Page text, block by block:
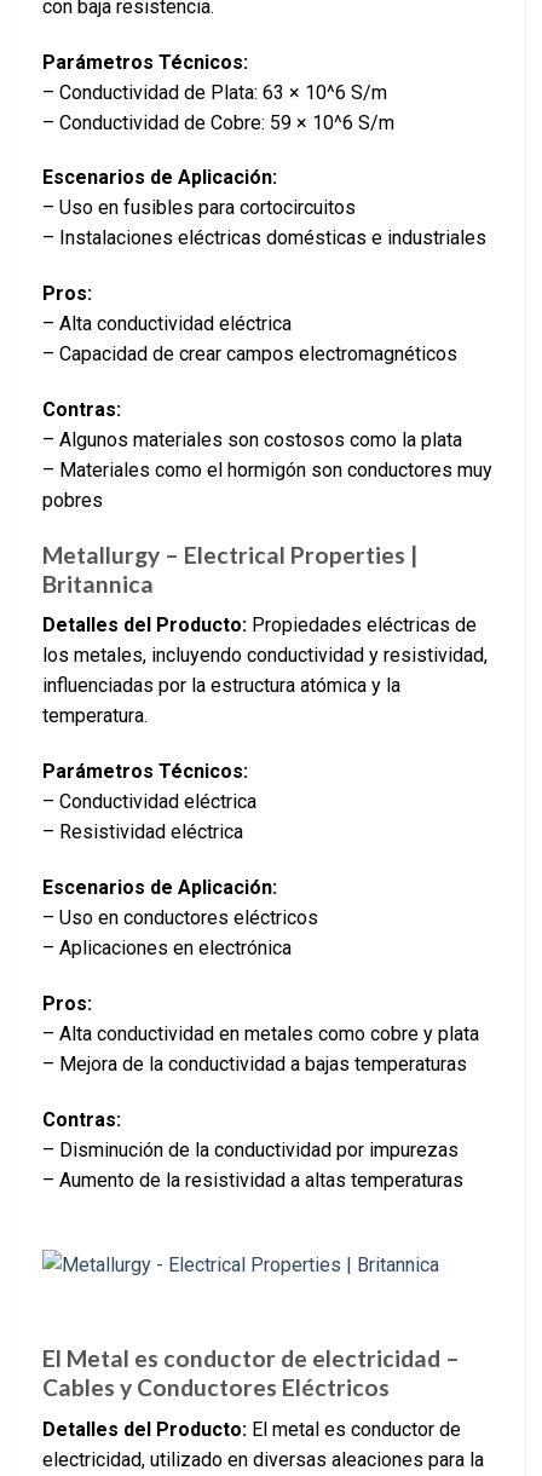
con baja resistencia.
Parámetros Técnicos:
– Conductividad de Plata: 63 × 10^6 S/m
– Conductividad de Cobre: 59 × 10^6 S/m
Escenarios de Aplicación:
– Uso en fusibles para cortocircuitos
– Instalaciones eléctricas domésticas e industriales
Pros:
– Alta conductividad eléctrica
– Capacidad de crear campos electromagnéticos
Contras:
– Algunos materiales son costosos como la plata
– Materiales como el hormigón son conductores muy
pobres
Metallurgy – Electrical Properties |
Britannica
Detalles del Producto: Propiedades eléctricas de
los metales, incluyendo conductividad y resistividad,
influenciadas por la estructura atómica y la
temperatura.
Parámetros Técnicos:
– Conductividad eléctrica
– Resistividad eléctrica
Escenarios de Aplicación:
– Uso en conductores eléctricos
– Aplicaciones en electrónica
Pros:
– Alta conductividad en metales como cobre y plata
– Mejora de la conductividad a bajas temperaturas
Contras:
– Disminución de la conductividad por impurezas
– Aumento de la resistividad a altas temperaturas
El Metal es conductor de electricidad –
Cables y Conductores Eléctricos
Detalles del Producto: El metal es conductor de
electricidad, utilizado en diversas aleaciones para la